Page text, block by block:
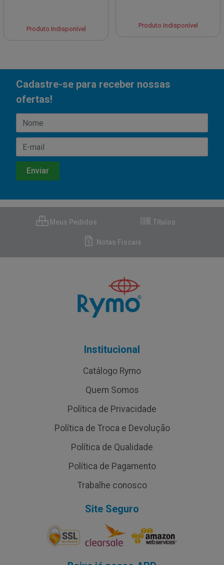
Produto Indisponível Produto Indisponível
Cadastre-se para receber nossas
ofertas!
Meus Pedidos Títulos
Notas Fiscais
Institucional
Catálogo Rymo
Quem Somos
Política de Privacidade
Política de Troca e Devolução
Política de Qualidade
Política de Pagamento
Trabalhe conosco
Site Seguro